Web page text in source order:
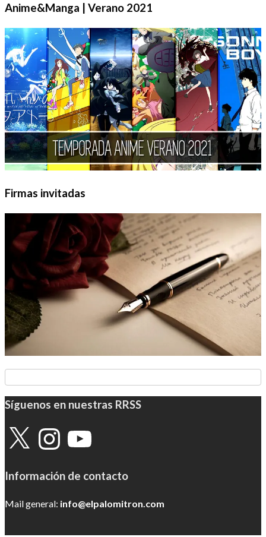
Anime&Manga | Verano 2021
Firmas invitadas
Síguenos en nuestras RRSS
X InstagramYouTube
Información de contacto
Mail general: info@elpalomitron.com